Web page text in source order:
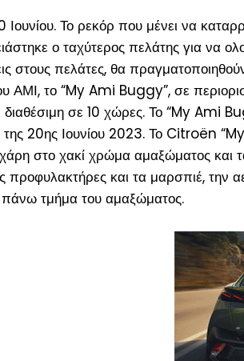
Το ρεκόρ που μένει να
ο ταχύτερος πελάτης για να
στους πελάτες, θα
ΑΜΙ, το “My Ami Buggy”, σε
διαθέσιμη σε 10 χώρες. Το “My Ami
της 20ηςΙουνίου 2023. Το Citroën
στο χακί χρώμα αμαξώματος και
προφυλακτήρες και τα μαρσπιέ, την
πάνω τμήμα του αμαξώματος.